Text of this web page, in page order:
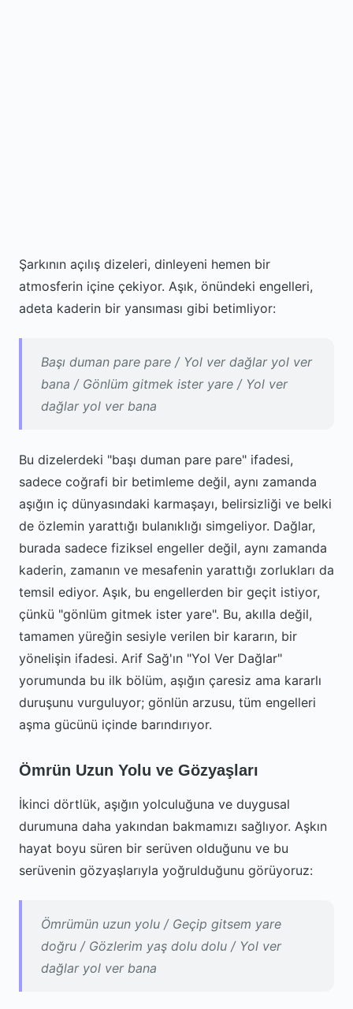
Şarkının açılış dizeleri, dinleyeni hemen bir
atmosferin içine çekiyor. Aşık, önündeki engelleri,
adeta kaderin bir yansıması gibi betimliyor:
Başı duman pare pare / Yol ver dağlar yol ver
bana / Gönlüm gitmek ister yare / Yol ver
dağlar yol ver bana
Bu dizelerdeki "başı duman pare pare" ifadesi,
sadece coğrafi bir betimleme değil, aynı zamanda
aşığın iç dünyasındaki karmaşayı, belirsizliği ve belki
de özlemin yarattığı bulanıklığı simgeliyor. Dağlar,
burada sadece fiziksel engeller değil, aynı zamanda
kaderin, zamanın ve mesafenin yarattığı zorlukları da
temsil ediyor. Aşık, bu engellerden bir geçit istiyor,
çünkü "gönlüm gitmek ister yare". Bu, akılla değil,
tamamen yüreğin sesiyle verilen bir kararın, bir
yönelişin ifadesi. Arif Sağ'ın "Yol Ver Dağlar"
yorumunda bu ilk bölüm, aşığın çaresiz ama kararlı
duruşunu vurguluyor; gönlün arzusu, tüm engelleri
aşma gücünü içinde barındırıyor.
Ömrün Uzun Yolu ve Gözyaşları
İkinci dörtlük, aşığın yolculuğuna ve duygusal
durumuna daha yakından bakmamızı sağlıyor. Aşkın
hayat boyu süren bir serüven olduğunu ve bu
serüvenin gözyaşlarıyla yoğrulduğunu görüyoruz:
Ömrümün uzun yolu / Geçip gitsem yare
doğru / Gözlerim yaş dolu dolu / Yol ver
dağlar yol ver bana